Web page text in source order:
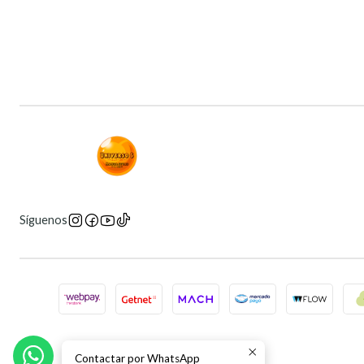
Síguenos
Contactar por WhatsApp